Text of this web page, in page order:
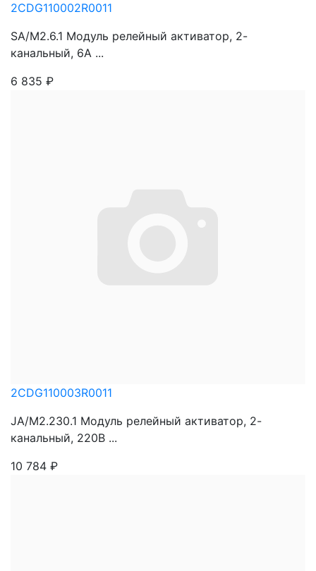
2CDG110002R0011
SA/M2.6.1 Модуль релейный активатор, 2-
канальный, 6А ...
6 835 ₽
2CDG110003R0011
JA/M2.230.1 Модуль релейный активатор, 2-
канальный, 220В ...
10 784 ₽